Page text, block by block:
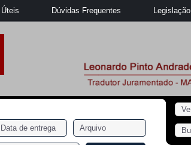
Dúvidas Frequentes Legislação